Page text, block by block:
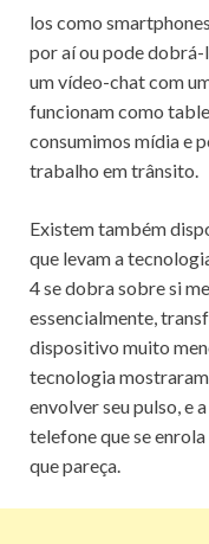
los como
por aí ou pode
um vídeo-chat com
funcionam como
consumimos mídia e
trabalho em trânsito.
Existem também
que levam a
4 se dobra sobre si
essencialmente,
dispositivo muito
tecnologia
envolver seu pulso, e
telefone que se
que pareça.